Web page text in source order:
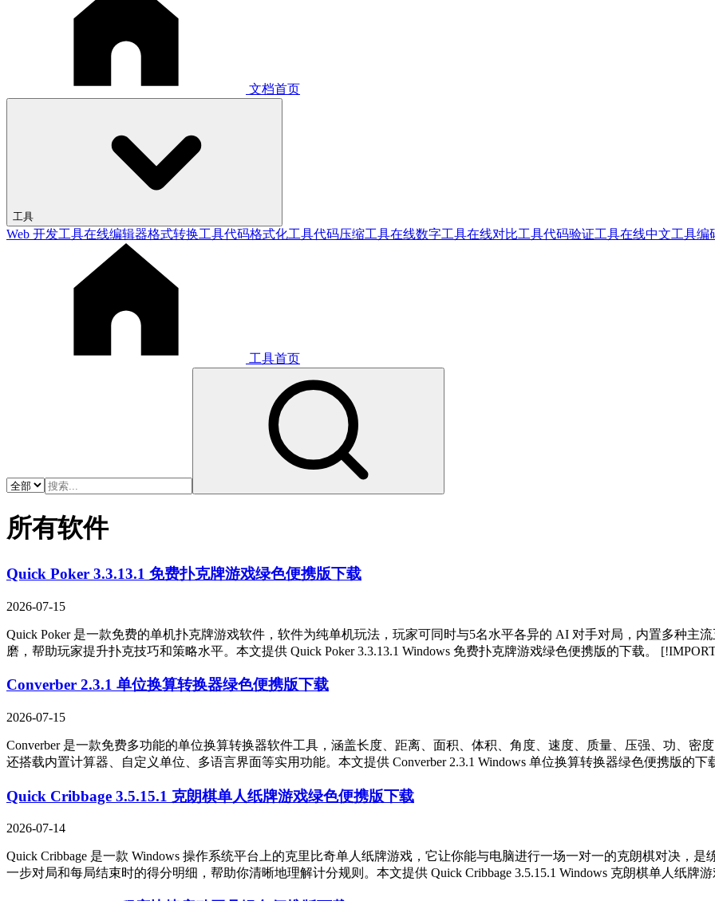
文档首页
工具
Web 开发工具在线编辑器格式转换工具代码格式化工具代码压缩工具在线数字工具在线对比工具代码验证工具在线中文工具编
工具首页
所有软件
Quick Poker 3.3.13.1 免费扑克牌游戏绿色便携版下载
2026-07-15
Quick Poker 是一款免费的单机扑克牌游戏软件，软件为纯单机玩法，玩家可同时与5名水平各异的 AI 对手对局，内置多种主
磨，帮助玩家提升扑克技巧和策略水平。本文提供 Quick Poker 3.3.13.1 Windows 免费扑克牌游戏绿色便携版的下载。
Converber 2.3.1 单位换算转换器绿色便携版下载
2026-07-15
Converber 是一款免费多功能的单位换算转换器软件工具，涵盖长度、距离、面积、体积、角度、速度、质量、压强、功、密
还搭载内置计算器、自定义单位、多语言界面等实用功能。本文提供 Converber 2.3.1 Windows 单位换算转换器绿色便携版的下
Quick Cribbage 3.5.15.1 克朗棋单人纸牌游戏绿色便携版下载
2026-07-14
Quick Cribbage 是一款 Windows 操作系统平台上的克里比奇单人纸牌游戏，它让你能与电脑进行一场一对一的克朗棋对决，
一步对局和每局结束时的得分明细，帮助你清晰地理解计分规则。本文提供 Quick Cribbage 3.5.15.1 Windows 克朗棋单人纸牌